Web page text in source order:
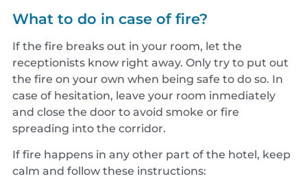
What to do in case of fire?
If the fire breaks out in your room, let the
receptionists know right away. Only try to put out
the fire on your own when being safe to do so. In
case of hesitation, leave your room inmediately
and close the door to avoid smoke or fire
spreading into the corridor.
If fire happens in any other part of the hotel, keep
calm and follow these instructions: